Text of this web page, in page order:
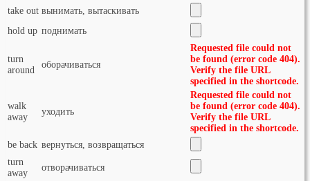
take out вынимать, вытаскивать
hold up поднимать
turn
around
оборачиваться
Requested file could not
be found (error code 404).
Verify the file URL
specified in the shortcode.
walk
away
уходить
Requested file could not
be found (error code 404).
Verify the file URL
specified in the shortcode.
be back вернуться, возвращаться
turn
away
отворачиваться